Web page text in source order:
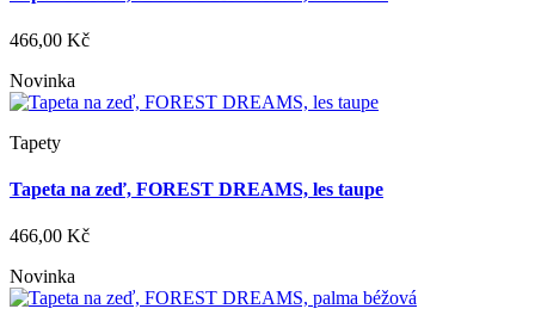
466,00 Kč
Novinka
Tapety
Tapeta na zeď, FOREST DREAMS, les taupe
466,00 Kč
Novinka